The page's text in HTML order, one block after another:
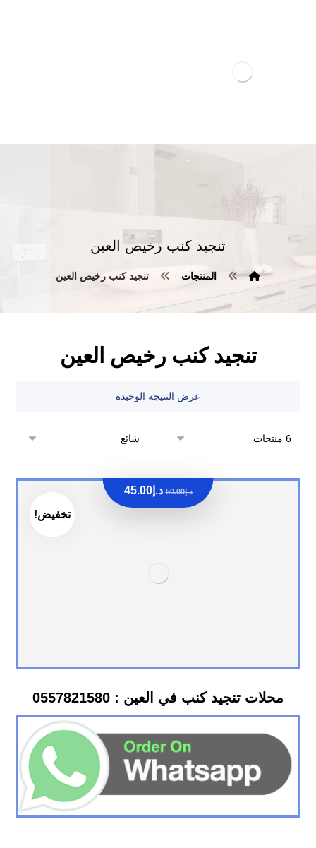
تنجيد كنب رخيص العين
المنتجات تنجيد كنب رخيص العين
تنجيد كنب رخيص العين
عرض النتيجة الوحيدة
تخفيض!
محلات تنجيد كنب في العين : 0557821580
د.إ50.00 د.إ45.00